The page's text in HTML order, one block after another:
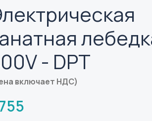
- DPT
включает НДС)